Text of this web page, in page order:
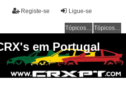
Ligue-se
Registe-se
Tópicos sem resposta Tópicos ativos
em Portugal